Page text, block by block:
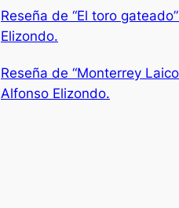
Reseña de “El toro
Elizondo.
Reseña de “Monterrey
Alfonso Elizondo.